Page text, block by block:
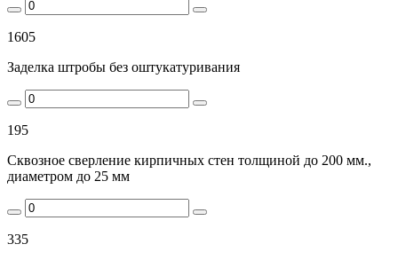
1605
Заделка штробы без оштукатуривания
195
Сквозное сверление кирпичных стен толщиной до 200 мм.,
диаметром до 25 мм
335